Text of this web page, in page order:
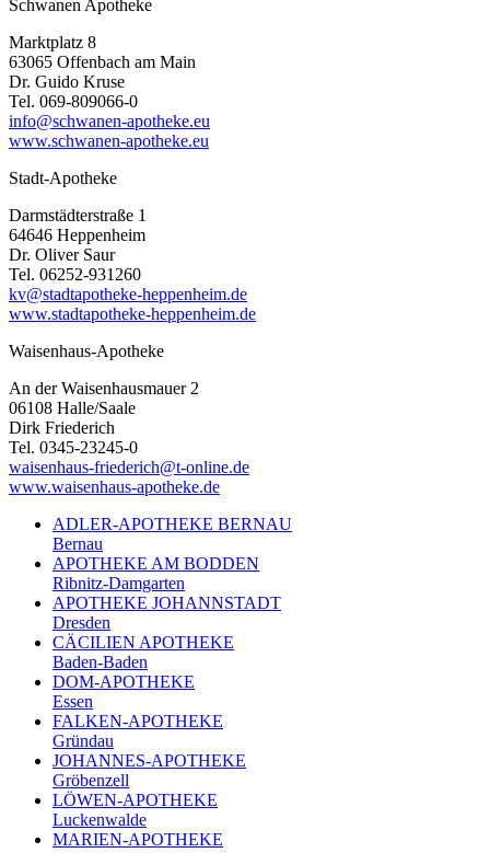
Schwanen Apotheke
Marktplatz 8
63065 Offenbach am Main
Dr. Guido Kruse
Tel. 069-809066-0
info@schwanen-apotheke.eu
www.schwanen-apotheke.eu
Stadt-Apotheke
Darmstädterstraße 1
64646 Heppenheim
Dr. Oliver Saur
Tel. 06252-931260
kv@stadtapotheke-heppenheim.de
www.stadtapotheke-heppenheim.de
Waisenhaus-Apotheke
An der Waisenhausmauer 2
06108 Halle/Saale
Dirk Friederich
Tel. 0345-23245-0
waisenhaus-friederich@t-online.de
www.waisenhaus-apotheke.de
ADLER-APOTHEKE BERNAU
Bernau
APOTHEKE AM BODDEN
Ribnitz-Damgarten
APOTHEKE JOHANNSTADT
Dresden
CÄCILIEN APOTHEKE
Baden-Baden
DOM-APOTHEKE
Essen
FALKEN-APOTHEKE
Gründau
JOHANNES-APOTHEKE
Gröbenzell
LÖWEN-APOTHEKE
Luckenwalde
MARIEN-APOTHEKE